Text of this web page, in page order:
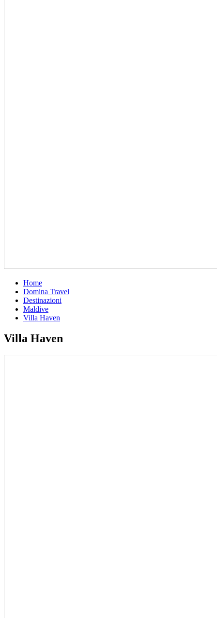
Home
Domina Travel
Destinazioni
Maldive
Villa Haven
Villa Haven